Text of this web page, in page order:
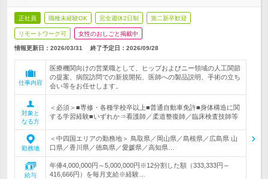
正社員 職種未経験OK 完全週休2日制 第二新卒歓迎
リモートワーク可 女性のおしごと掲載中
情報更新日：2026/03/31 終了予定日： 2026/09/28
仕事内容
医療機関向けの営業職として、ヒップおよびニー領域の人工関節
の提案、病院訪問での新規開拓、医師への製品説明、手術の立ち
会い等をお任せします。
対象と
なる方
＜必須＞■専修・各種学校卒以上■普通自動車免許■身体構造に関
する学習経験■いずれか⇒看護師／柔道整復師／臨床検査技師等
勤務地
＜中四国エリアの勤務地＞ 鳥取県／岡山県／島根県／広島県 山
口県／香川県／徳島県／愛媛県／高知県…
給与
年俸4,000,000円～5,000,000円※12分割した額（333,333円～
416,666円）を毎月支給※経験…